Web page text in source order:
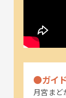
ガイ
月宮まど